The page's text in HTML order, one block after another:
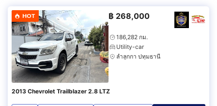
HOT ฿ 268,000
186,282 กม.
Utility-car
ลำลูกกา ปทุมธานี
2013 Chevrolet Trailblazer 2.8 LTZ